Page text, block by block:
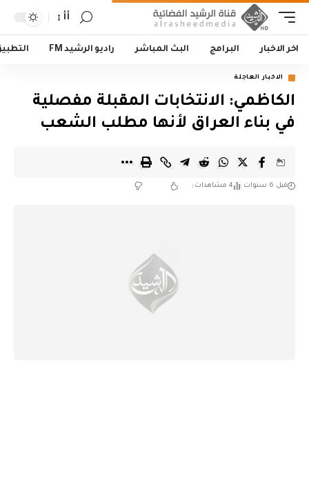
أأ
اخر الاخبار البرامج البث المباشر راديو الرشيد FM
الاخبار العاجلة
الكاظمي: الانتخابات المقبلة مفصلية
في بناء العراق لأنها مطلب الشعب
قبل 6 سنوات 4 مشاهدات